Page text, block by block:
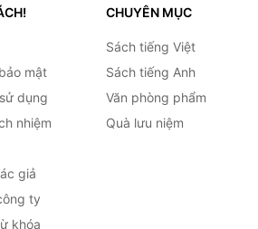
mật
dụng
nhiệm
giả
ty
khóa
CHUYÊN MỤC
Sách tiếng Việt
Sách tiếng Anh
Văn phòng phẩm
Quà lưu niệm